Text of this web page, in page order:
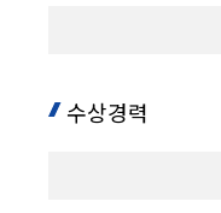
수상경력